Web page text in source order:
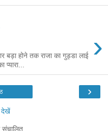
›
बड़ा होने तक राजा का गुड्डा लाई
›
देखें
संचालित.